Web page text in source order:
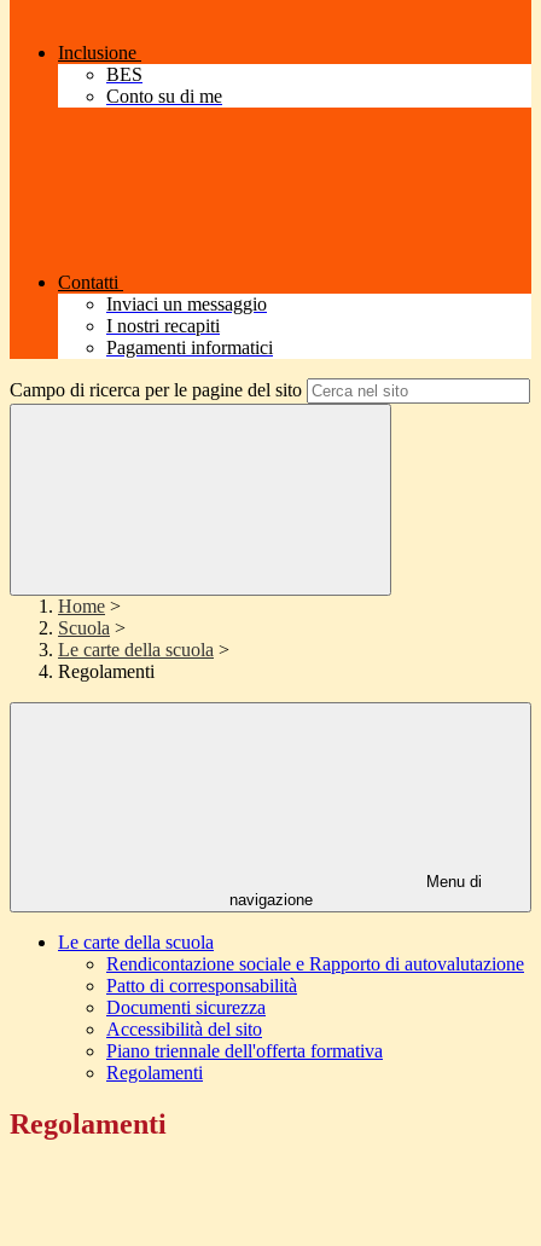
Inclusione
BES
Conto su di me
Contatti
Inviaci un messaggio
I nostri recapiti
Pagamenti informatici
Campo di ricerca per le pagine del sito
Home >
Scuola >
Le carte della scuola >
Regolamenti
Menu di
navigazione
Le carte della scuola
Rendicontazione sociale e Rapporto di autovalutazione
Patto di corresponsabilità
Documenti sicurezza
Accessibilità del sito
Piano triennale dell'offerta formativa
Regolamenti
Regolamenti